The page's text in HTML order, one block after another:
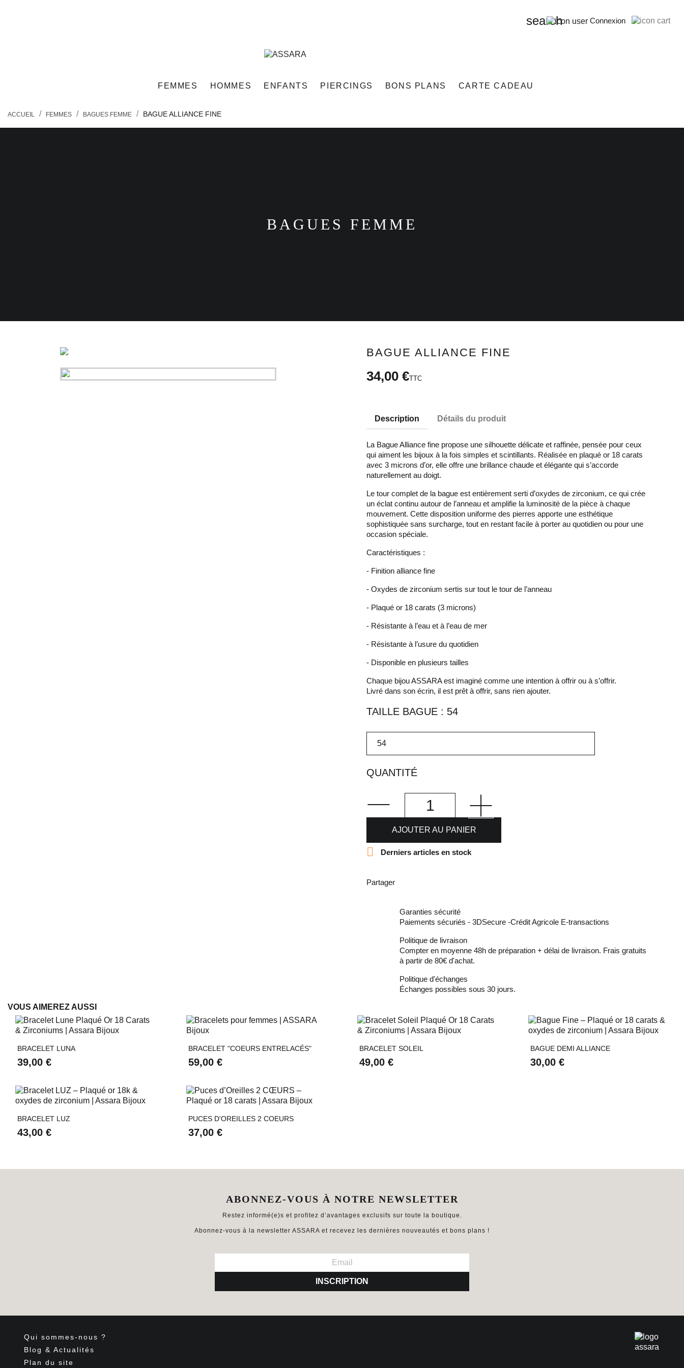
search Connexion
FEMMES HOMMES ENFANTS PIERCINGS BONS PLANS CARTE CADEAU
ACCUEIL FEMMES BAGUES FEMME BAGUE ALLIANCE FINE
BAGUES FEMME
BAGUE ALLIANCE FINE
34,00 €TTC
Description Détails du produit
La Bague Alliance fine propose une silhouette délicate et raffinée, pensée pour ceux
qui aiment les bijoux à la fois simples et scintillants. Réalisée en plaqué or 18 carats
avec 3 microns d’or, elle offre une brillance chaude et élégante qui s’accorde
naturellement au doigt.
Le tour complet de la bague est entièrement serti d’oxydes de zirconium, ce qui crée
un éclat continu autour de l’anneau et amplifie la luminosité de la pièce à chaque
mouvement. Cette disposition uniforme des pierres apporte une esthétique
sophistiquée sans surcharge, tout en restant facile à porter au quotidien ou pour une
occasion spéciale.
Caractéristiques :
- Finition alliance fine
- Oxydes de zirconium sertis sur tout le tour de l’anneau
- Plaqué or 18 carats (3 microns)
- Résistante à l’eau et à l’eau de mer
- Résistante à l’usure du quotidien
- Disponible en plusieurs tailles
Chaque bijou ASSARA est imaginé comme une intention à offrir ou à s’offrir.
Livré dans son écrin, il est prêt à offrir, sans rien ajouter.
TAILLE BAGUE : 54
QUANTITÉ
AJOUTER AU PANIER
 Derniers articles en stock
Partager
Garanties sécurité
Paiements sécuriés - 3DSecure -Crédit Agricole E-transactions
Politique de livraison
Compter en moyenne 48h de préparation + délai de livraison. Frais gratuits
à partir de 80€ d'achat.
Politique d'échanges
Échanges possibles sous 30 jours.
VOUS AIMEREZ AUSSI
 Aperçu rapide
BRACELET LUNA
39,00 €
 Aperçu rapide
BRACELET "COEURS ENTRELACÉS"
59,00 €
 Aperçu rapide
BRACELET SOLEIL
49,00 €
 Aperçu rapide
BAGUE DEMI ALLIANCE
30,00 €
 Aperçu rapide
BRACELET LUZ
43,00 €
 Aperçu rapide
PUCES D'OREILLES 2 COEURS
37,00 €
ABONNEZ-VOUS À NOTRE NEWSLETTER
Restez informé(e)s et profitez d’avantages exclusifs sur toute la boutique.
Abonnez-vous à la newsletter ASSARA et recevez les dernières nouveautés et bons plans !
INSCRIPTION
Qui sommes-nous ?
Blog & Actualités
Plan du site